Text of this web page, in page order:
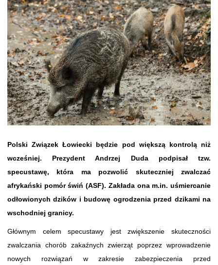
Polski Związek Łowiecki będzie pod większą kontrolą niż
wcześniej. Prezydent Andrzej Duda podpisał tzw.
specustawę, która ma pozwolić skuteczniej zwalczać
afrykański pomór świń (ASF). Zakłada ona m.in. uśmiercanie
odłowionych dzików i budowę ogrodzenia przed dzikami na
wschodniej granicy.
Głównym celem specustawy jest zwiększenie skuteczności
zwalczania chorób zakaźnych zwierząt poprzez wprowadzenie
nowych rozwiązań w zakresie zabezpieczenia przed